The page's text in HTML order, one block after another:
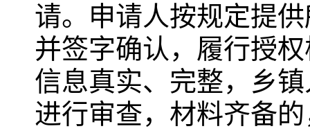
请。申请人按规定提
并签字确认，履行授
信息真实、完整，乡
进行审查，材料齐备